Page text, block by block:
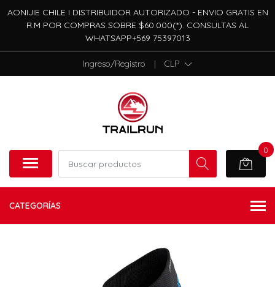
AONIJIE CHILE I DISTRIBUIDOR AUTORIZADO - ENVIO GRATIS EN
R.M POR COMPRAS SOBRE $60.000(*). CONSULTAS AL
WHATSAPP+569 75397013
Ingreso/Registro | CLP
0
CATEGORÍAS